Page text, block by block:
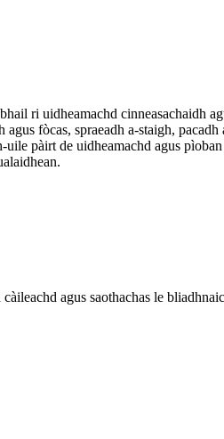
ri uidheamachd cinneasachaidh
fòcas, spraeadh a-staigh,
pàirt de uidheamachd agus
agus saothachas le